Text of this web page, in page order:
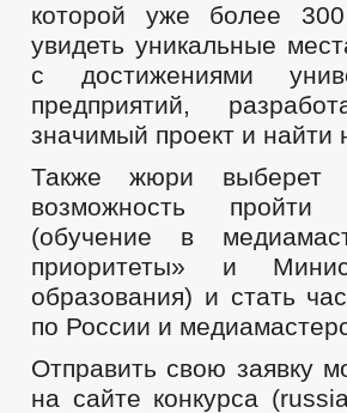
которой уже более
увидеть уникальные
с достижениями
предприятий,
значимый проект и найти
Также жюри выберет
возможность пройти
(обучение в
приоритеты» и
образования) и стать
по России и
Отправить свою заявку
на сайте конкурса